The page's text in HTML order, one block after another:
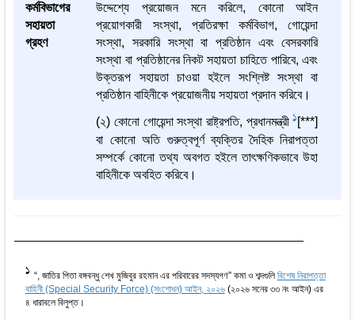
কর্মবিভাগের
সহায়তা
গ্রহণ
উদ্দেশ্যে প্রয়োজন মনে করিলে, কোনো আইন
প্রয়োগকারী সংস্থা, প্রতিরক্ষা কর্মবিভাগ, গোয়েন্দা
সংস্থা, সরকারি সংস্থা বা প্রতিষ্ঠান এবং বেসরকারি
সংস্থা বা প্রতিষ্ঠানের নিকট সহায়তা চাহিতে পারিবে, এবং
উক্তরূপ সহায়তা চাওয়া হইলে সংশ্লিষ্ট সংস্থা বা
প্রতিষ্ঠান বাহিনীকে প্রয়োজনীয় সহায়তা প্রদান করিবে।
(২) কোনো গোয়েন্দা সংস্থা রাষ্ট্রপতি, প্রধানমন্ত্রী1[***]
বা কোনো অতি গুরুত্বপূর্ণ ব্যক্তির দৈহিক নিরাপত্তা
সম্পর্কে কোনো তথ্য অবগত হইলে তাৎক্ষণিকভাবে উহা
বাহিনীকে অবহিত করিবে।
1 “, জাতির পিতা বঙ্গবন্ধু শেখ মুজিবুর রহমান এর পরিবারের সদস্যগণ” কমা ও শব্দগুলি বিশেষ নিরাপত্তা
বাহিনী (Special Security Force) (সংশোধন) আইন, ২০২৬(২০২৬ সনের ৩৩ নং আইন) এর
৪ ধারাবলে বিলুপ্ত।